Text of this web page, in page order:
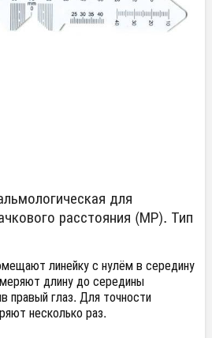
для
расстояния (МР). Тип
линейку с нулём в середину
длину до середины
правый глаз. Для точности
несколько раз.